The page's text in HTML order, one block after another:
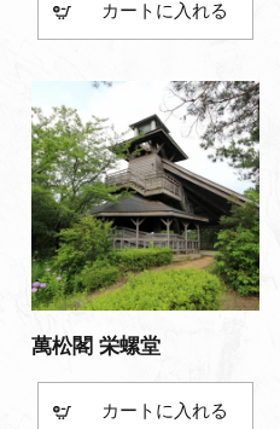
カート
萬松閣 栄螺堂
カート